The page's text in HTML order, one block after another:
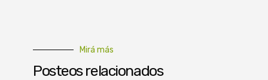
Mirá más
Posteos relacionados